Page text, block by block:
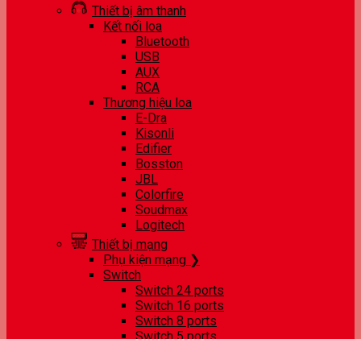
Thiết bị âm thanh
Kết nối loa
Bluetooth
USB
AUX
RCA
Thương hiệu loa
E-Dra
Kisonli
Edifier
Bosston
JBL
Colorfire
Soudmax
Logitech
Thiết bị mạng
Phụ kiện mạng ❯
Switch
Switch 24 ports
Switch 16 ports
Switch 8 ports